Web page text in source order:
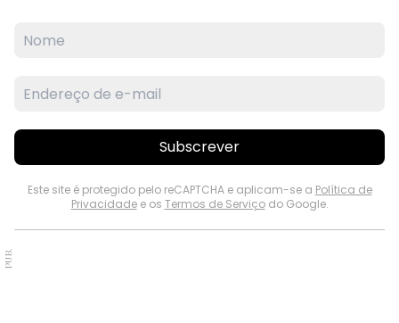
Subscrever
Este site é protegido pelo reCAPTCHA e aplicam-se a Política de
Privacidadee os Termos de Serviçodo Google.
PUB.